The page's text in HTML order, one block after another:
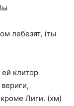
лебезят, (ты
клитор
Лиги. (хм)